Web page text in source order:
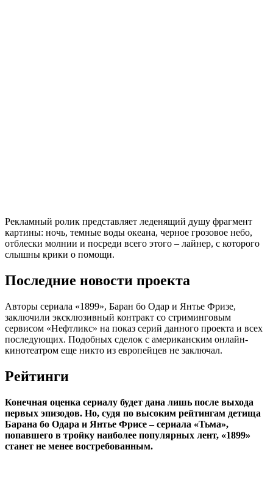
Рекламный ролик представляет леденящий душу фрагмент
картины: ночь, темные воды океана, черное грозовое небо,
отблески молнии и посреди всего этого – лайнер, с которого
слышны крики о помощи.
Последние новости проекта
Авторы сериала «1899», Баран бо Одар и Янтье Фризе,
заключили эксклюзивный контракт со стриминговым
сервисом «Нефтликс» на показ серий данного проекта и всех
последующих. Подобных сделок с американским онлайн-
кинотеатром еще никто из европейцев не заключал.
Рейтинги
Конечная оценка сериалу будет дана лишь после выхода
первых эпизодов. Но, судя по высоким рейтингам детища
Барана бо Одара и Янтье Фрисе – сериала «Тьма»,
попавшего в тройку наиболее популярных лент, «1899»
станет не менее востребованным.